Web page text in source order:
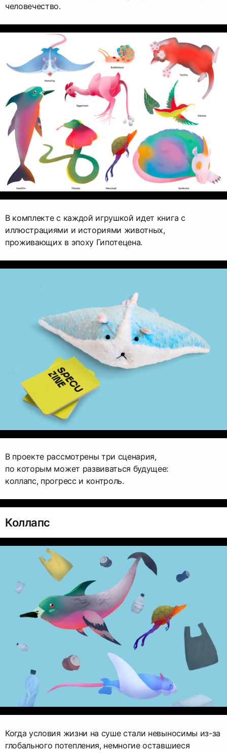
человечество.
В комплекте с каждой игрушкой идет книга с
иллюстрациями и историями животных,
проживающих в эпоху Гипотецена.
В проекте рассмотрены три сценария,
по которым может развиваться будущее:
коллапс, прогресс и контроль.
Коллапс
Когда условия жизни на суше стали невыносимы из-за
глобального потепления, немногие оставшиеся